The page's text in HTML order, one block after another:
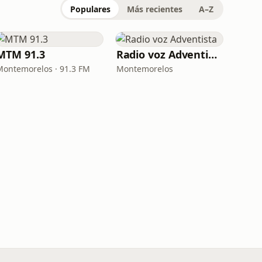
Populares Más recientes A–Z
91.3
· 91.3 FM
Radio voz Adventista
Montemorelos